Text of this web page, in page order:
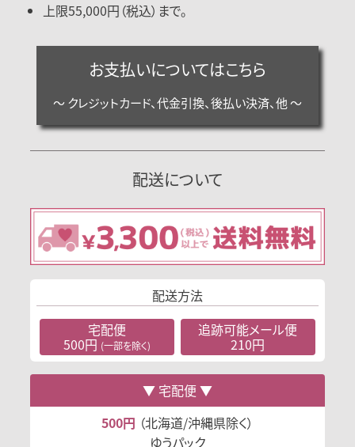
上限55,000円（税込）まで。
お支払いについてはこちら
～ クレジットカード、代金引換、後払い決済、他 ～
配送について
配送方法
宅配便
500円 (一部を除く)
追跡可能メール便
210円
宅配便
500円 （北海道/沖縄県除く）
ゆうパック